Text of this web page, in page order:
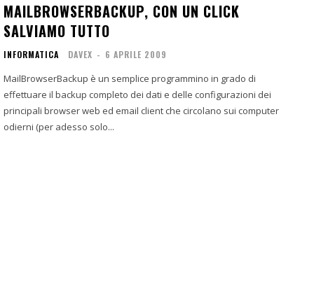
MAILBROWSERBACKUP, CON UN CLICK
SALVIAMO TUTTO
INFORMATICA DAVEX - 6 APRILE 2009
MailBrowserBackup è un semplice programmino in grado di
effettuare il backup completo dei dati e delle configurazioni dei
principali browser web ed email client che circolano sui computer
odierni (per adesso solo...